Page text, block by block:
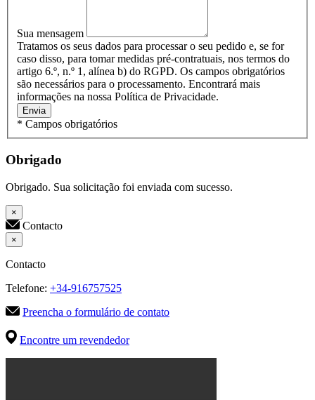
Sua mensagem
Tratamos os seus dados para processar o seu pedido e, se for
caso disso, para tomar medidas pré-contratuais, nos termos do
artigo 6.º, n.º 1, alínea b) do RGPD. Os campos obrigatórios
são necessários para o processamento. Encontrará mais
informações na nossa Política de Privacidade.
Envia
* Campos obrigatórios
Obrigado
Obrigado. Sua solicitação foi enviada com sucesso.
×
Contacto
×
Contacto
Telefone: +34-916757525
Preencha o formulário de contato
Encontre um revendedor